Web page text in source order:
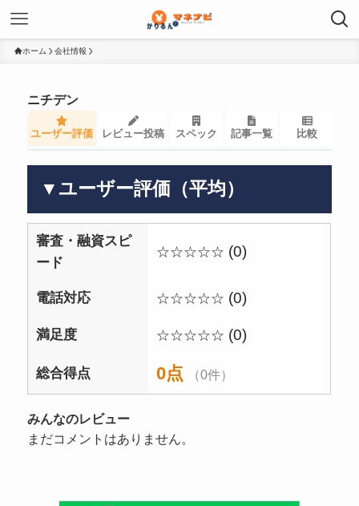
ホーム 会社情報
ニチデン
ユーザー評価 レビュー投稿 スペック 記事一覧 比較
▼ユーザー評価（平均）
審査・融資スピ
ード
☆☆☆☆☆ (0)
電話対応 ☆☆☆☆☆ (0)
満足度 ☆☆☆☆☆ (0)
総合得点 0点 （0件）
みんなのレビュー
まだコメントはありません。